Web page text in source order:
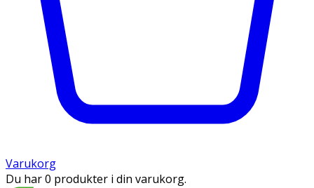
Varukorg
Du har 0 produkter i din varukorg.